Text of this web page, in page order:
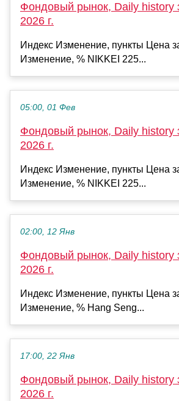
Фондовый рынок, Daily history
2026 г.
Индекс Изменение, пункты Цена
Изменение, % NIKKEI 225...
05:00, 01 Фев
Фондовый рынок, Daily history
2026 г.
Индекс Изменение, пункты Цена
Изменение, % NIKKEI 225...
02:00, 12 Янв
Фондовый рынок, Daily history
2026 г.
Индекс Изменение, пункты Цена
Изменение, % Hang Seng...
17:00, 22 Янв
Фондовый рынок, Daily history
2026 г.